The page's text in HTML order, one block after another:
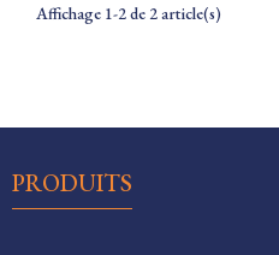
Affichage 1-2 de 2 article(s)
PRODUITS